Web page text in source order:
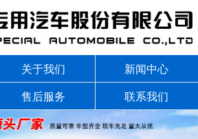
关于我们
新闻中心
售后服务 联系我们